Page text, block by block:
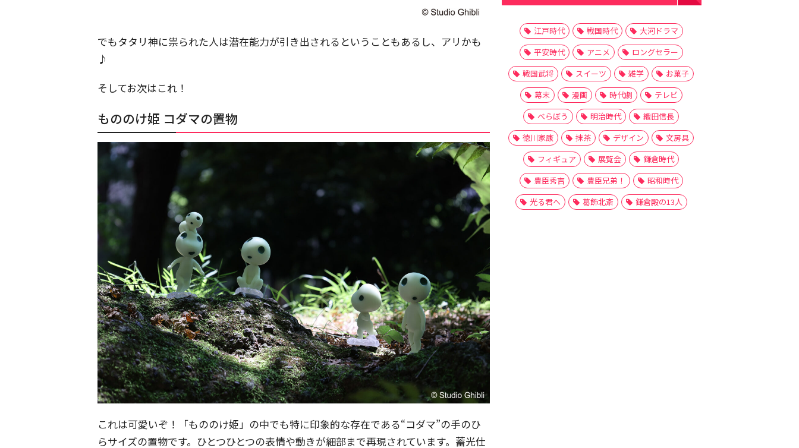
でもタタリ神に祟られた人は潜在能力が引き出されるということもあるし、アリかも
♪
そしてお次はこれ！
もののけ姫 コダマの置物
これは可愛いぞ！「もののけ姫」の中でも特に印象的な存在である“コダマ”の手のひ
らサイズの置物です。ひとつひとつの表情や動きが細部まで再現されています。蓄光仕
江戸時代 戦国時代
大河ドラマ
平安時代
アニメ
ロングセラー
戦国武将
スイーツ 雑学
お菓子
幕末
漫画 時代劇
テレビ
べらぼう
明治時代
織田信長
徳川家康
抹茶 デザイン
文房具
フィギュア
展覧会
鎌倉時代
豊臣秀吉
豊臣兄弟！
昭和時代
光る君へ
葛飾北斎 鎌倉殿の13人